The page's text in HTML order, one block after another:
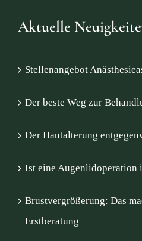
Aktuelle
Stellenangebot
Der beste Weg zur
Der Hautalterung
Ist eine Augenlidoperation
Brustvergrößerung: Das
Erstberatung